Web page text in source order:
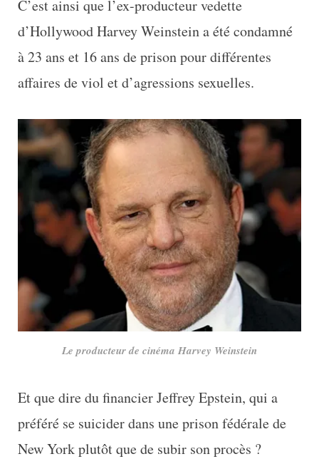
C’est ainsi que l’ex-producteur vedette
d’Hollywood Harvey Weinstein a été condamné
à 23 ans et 16 ans de prison pour différentes
affaires de viol et d’agressions sexuelles.
Le producteur de cinéma Harvey Weinstein
Et que dire du financier Jeffrey Epstein, qui a
préféré se suicider dans une prison fédérale de
New York plutôt que de subir son procès ?